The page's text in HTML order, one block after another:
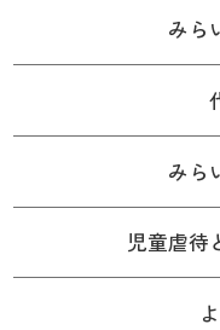
みら
みら
児童虐待